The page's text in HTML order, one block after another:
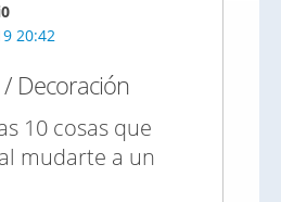
20:42
Decoración
10 cosas que
mudarte a un